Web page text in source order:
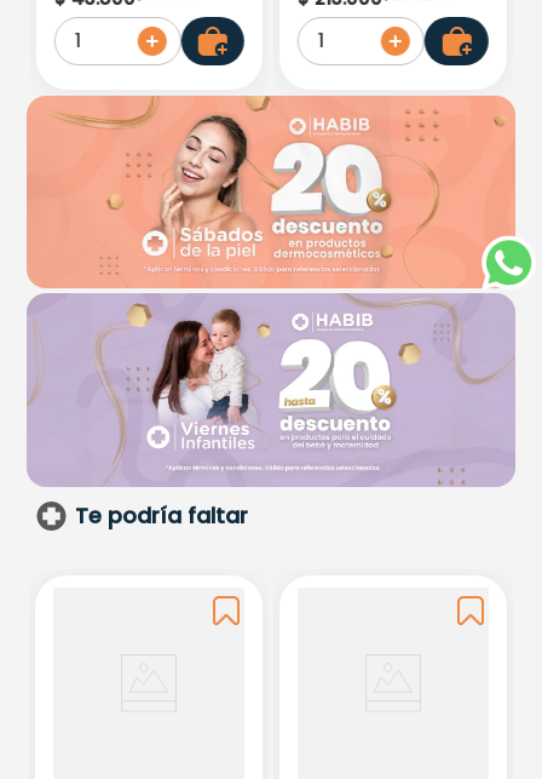
Spf 500 Moisturising
1 1
Te podría faltar